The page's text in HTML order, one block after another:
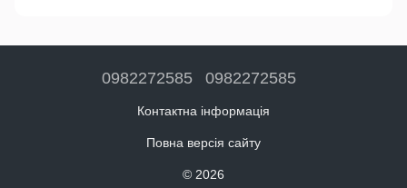
0982272585 0982272585
Контактна інформація
Повна версія сайту
© 2026